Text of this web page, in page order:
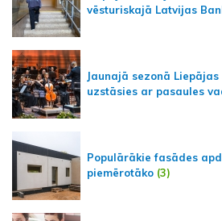
vēsturiskajā Latvijas
Jaunajā sezonā
uzstāsies ar pasaules
Populārākie fasādes
piemērotāko (3)